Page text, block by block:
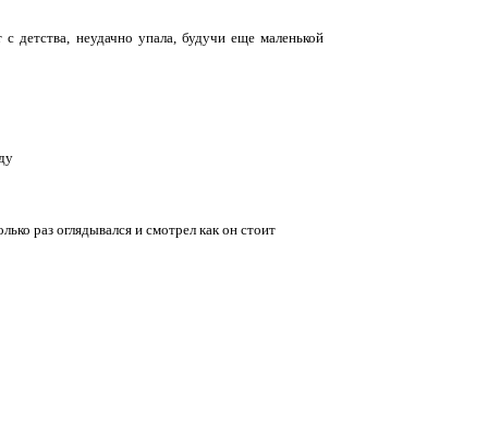
детства, неудачно упала, будучи еще маленькой
раз оглядывался и смотрел как он стоит